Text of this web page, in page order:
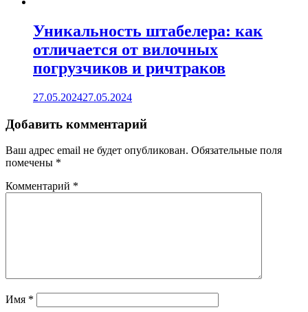
Уникальность штабелера: как
отличается от вилочных
погрузчиков и ричтраков
27.05.202427.05.2024
Добавить комментарий
Ваш адрес email не будет опубликован. Обязательные поля
помечены *
Комментарий *
Имя *